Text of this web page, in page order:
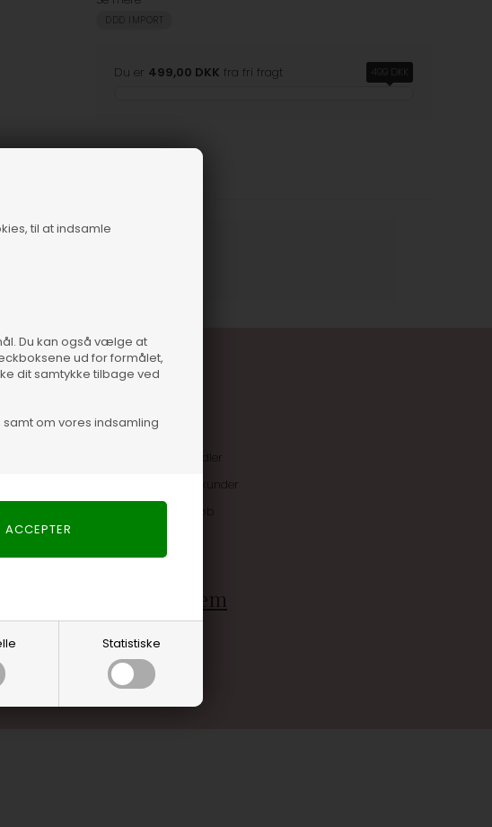
til at indsamle
Du kan også vælge at
ud for formålet,
dit samtykke tilbage ved
om vores indsamling
Statistiske
DDD IMPORT
Du er 499,00 DKK fra fri fragt 499 DKK
Optjen 3% i bonuskroner når du handler
Særlige, eksklusive tilbud kun til klubkunder
Brug dine point allerede på næste køb
mere og bliv medlem